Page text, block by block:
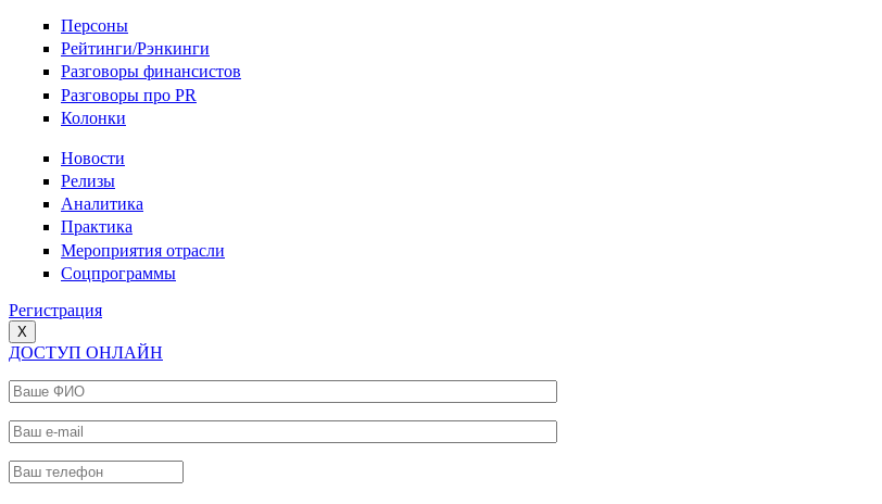
Персоны
Рейтинги/Рэнкинги
Разговоры финансистов
Разговоры про PR
Колонки
Новости
Релизы
Аналитика
Практика
Мероприятия отрасли
Соцпрограммы
Регистрация
X
ДОСТУП ОНЛАЙН
Ваше ФИО
Ваш e-mail
Ваш телефон